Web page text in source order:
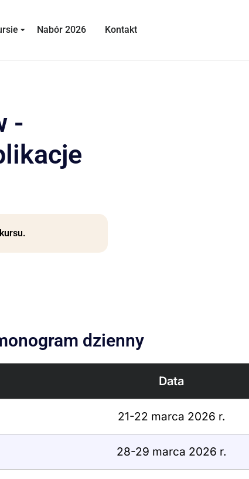
Nabór 2026 Kontakt
-
kursu.
dzienny
Data
21-22 marca 2026 r.
28-29 marca 2026 r.